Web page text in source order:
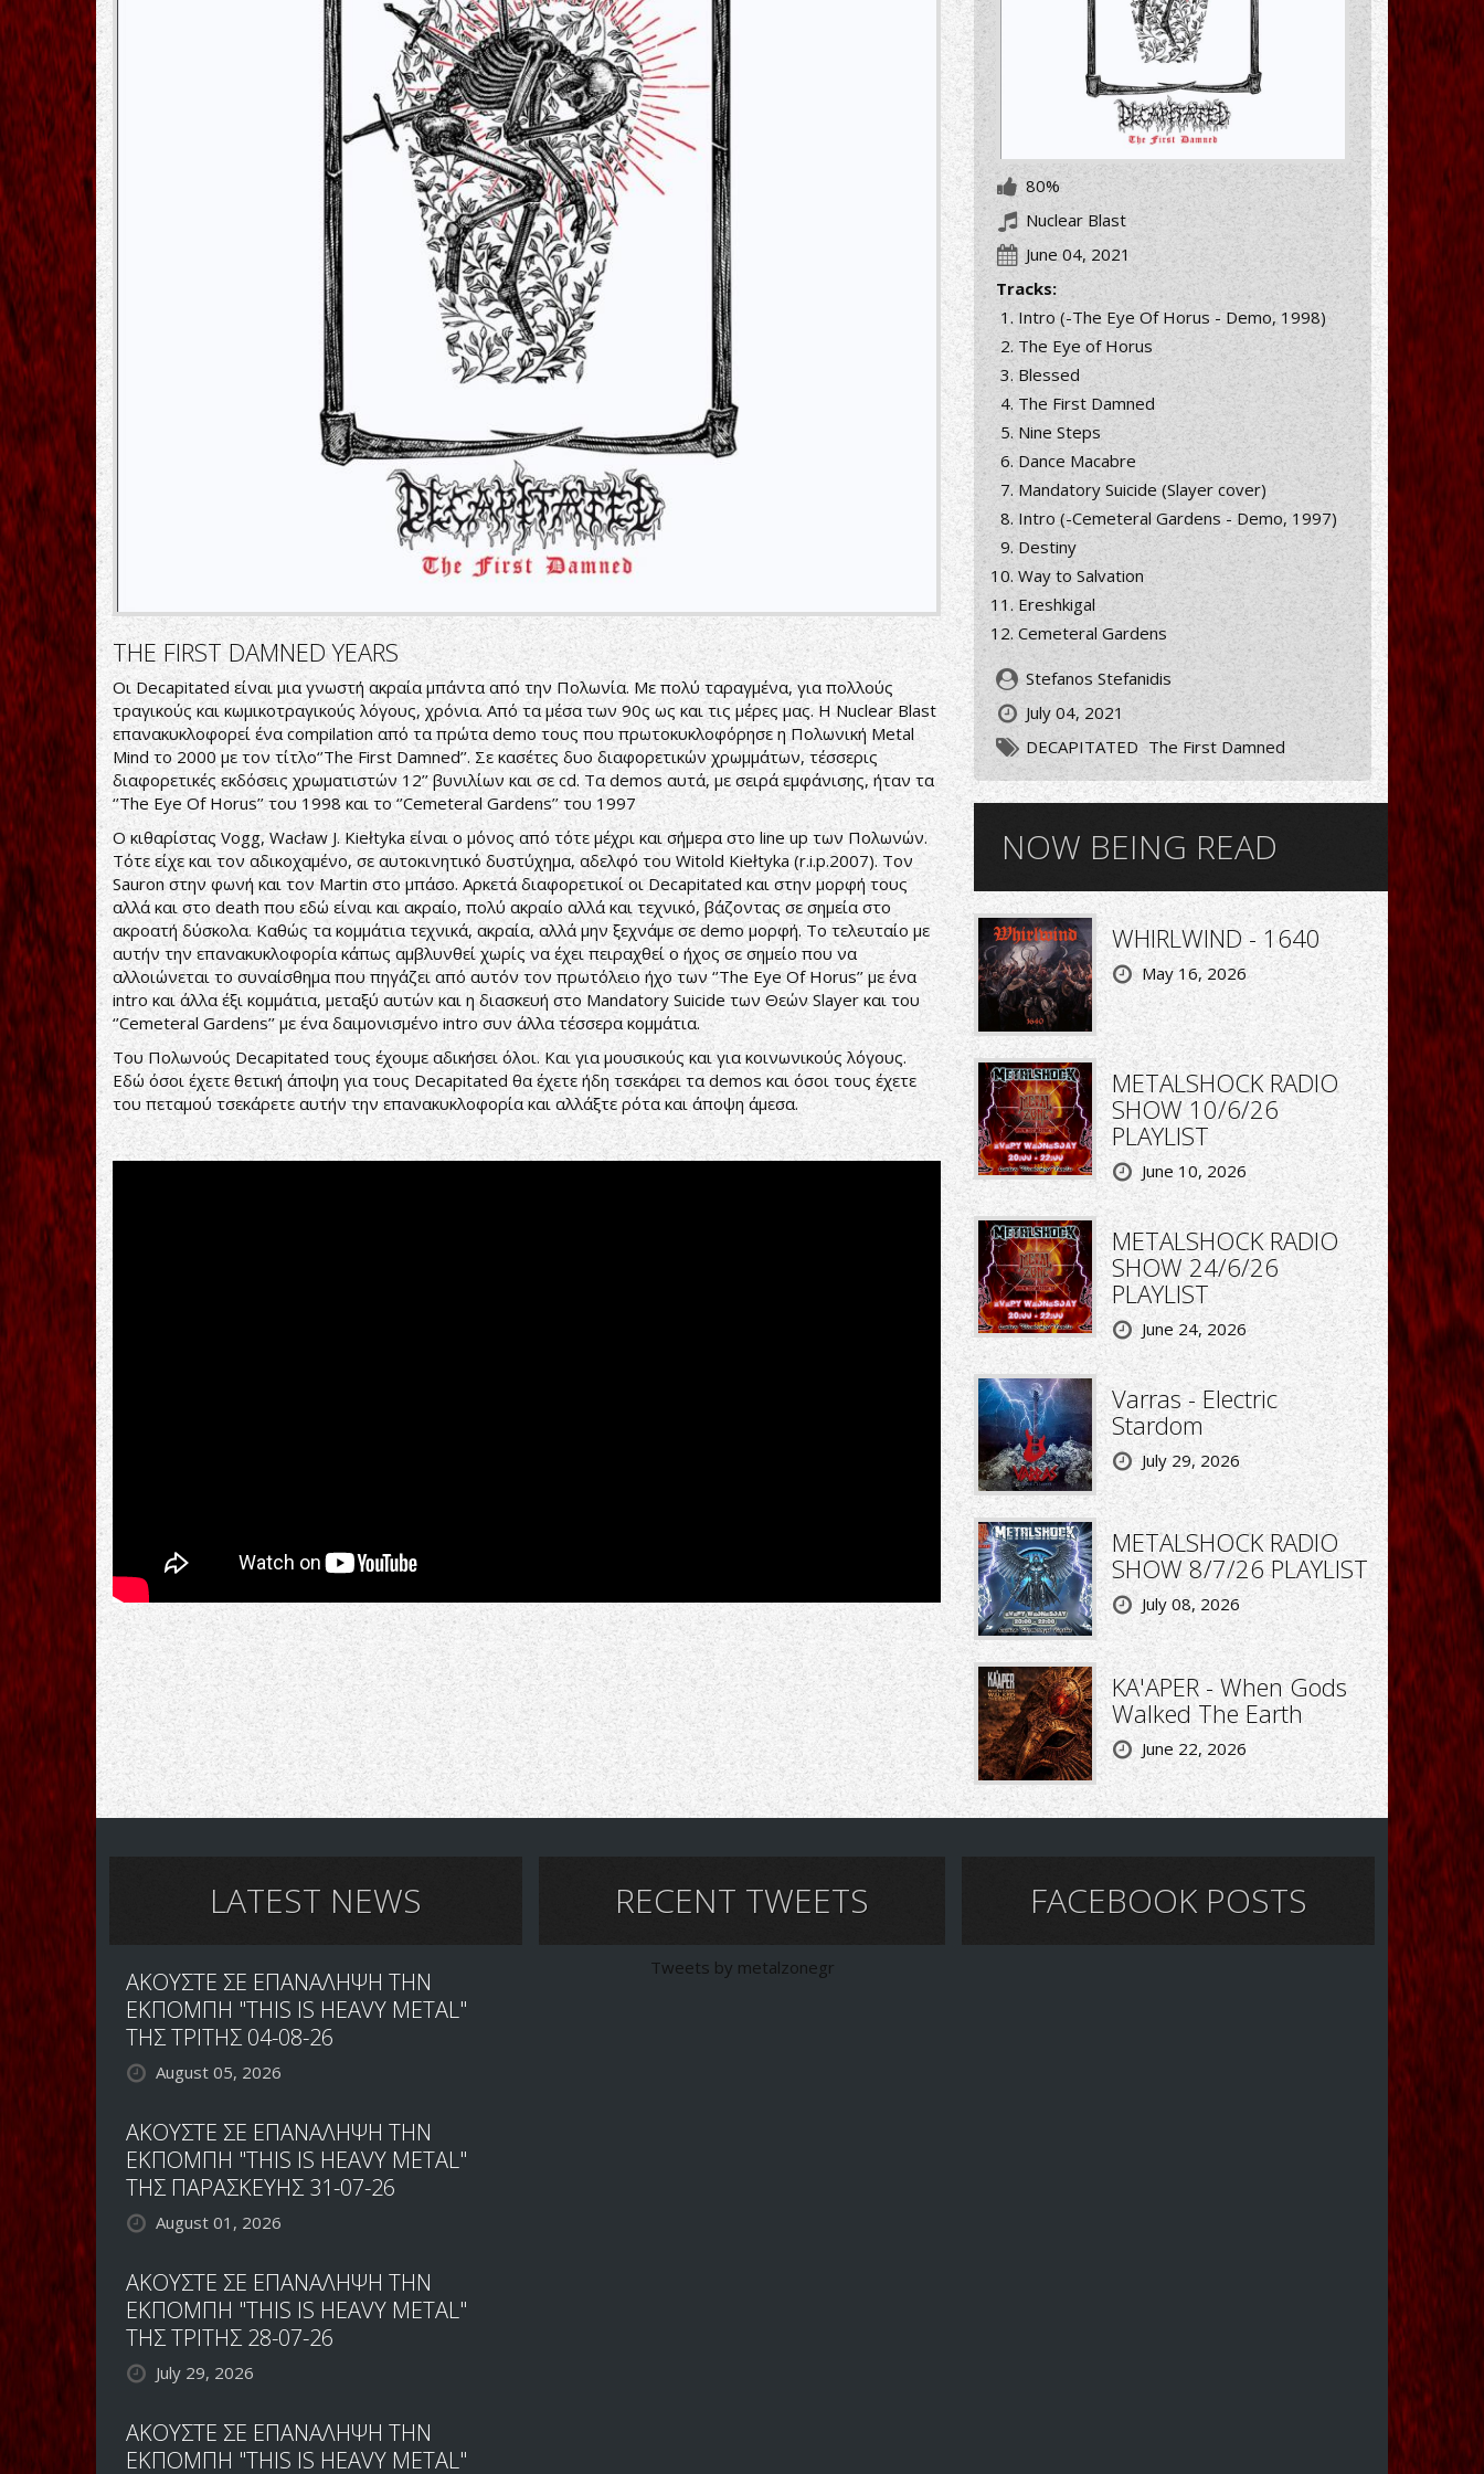
THE FIRST DAMNED YEARS
Οι Decapitated είναι μια γνωστή ακραία μπάντα από την Πολωνία. Με πολύ ταραγμένα, για πολλούς
τραγικούς και κωμικοτραγικούς λόγους, χρόνια. Από τα μέσα των 90ς ως και τις μέρες μας. Η Nuclear Blast
επανακυκλοφορεί ένα compilation από τα πρώτα demo τους που πρωτοκυκλοφόρησε η Πολωνική Metal
Mind το 2000 με τον τίτλο‘’The First Damned’’. Σε κασέτες δυο διαφορετικών χρωμμάτων, τέσσερις
διαφορετικές εκδόσεις χρωματιστών 12’’ βυνιλίων και σε cd. Τα demos αυτά, με σειρά εμφάνισης, ήταν τα
‘’The Eye Of Horus’’ του 1998 και το ‘’Cemeteral Gardens’’ του 1997
Ο κιθαρίστας Vogg, Wacław J. Kiełtyka είναι ο μόνος από τότε μέχρι και σήμερα στο line up των Πολωνών.
Τότε είχε και τον αδικοχαμένο, σε αυτοκινητικό δυστύχημα, αδελφό του Witold Kiełtyka (r.i.p.2007). Τον
Sauron στην φωνή και τον Martin στο μπάσο. Αρκετά διαφορετικοί οι Decapitated και στην μορφή τους
αλλά και στο death που εδώ είναι και ακραίο, πολύ ακραίο αλλά και τεχνικό, βάζοντας σε σημεία στο
ακροατή δύσκολα. Καθώς τα κομμάτια τεχνικά, ακραία, αλλά μην ξεχνάμε σε demo μορφή. Το τελευταίο με
αυτήν την επανακυκλοφορία κάπως αμβλυνθεί χωρίς να έχει πειραχθεί ο ήχος σε σημείο που να
αλλοιώνεται το συναίσθημα που πηγάζει από αυτόν τον πρωτόλειο ήχο των ‘’The Eye Of Horus’’ με ένα
intro και άλλα έξι κομμάτια, μεταξύ αυτών και η διασκευή στο Mandatory Suicide των Θεών Slayer και του
‘’Cemeteral Gardens’’ με ένα δαιμονισμένο intro συν άλλα τέσσερα κομμάτια.
Του Πολωνούς Decapitated τους έχουμε αδικήσει όλοι. Και για μουσικούς και για κοινωνικούς λόγους.
Εδώ όσοι έχετε θετική άποψη για τους Decapitated θα έχετε ήδη τσεκάρει τα demos και όσοι τους έχετε
του πεταμού τσεκάρετε αυτήν την επανακυκλοφορία και αλλάξτε ρότα και άποψη άμεσα.
80%
Nuclear Blast
June 04, 2021
Tracks:
Intro (-The Eye Of Horus - Demo, 1998)
The Eye of Horus
Blessed
The First Damned
Nine Steps
Dance Macabre
Mandatory Suicide (Slayer cover)
Intro (-Cemeteral Gardens - Demo, 1997)
Destiny
Way to Salvation
Ereshkigal
Cemeteral Gardens
Stefanos Stefanidis
July 04, 2021
DECAPITATED The First Damned
NOW BEING READ
WHIRLWIND - 1640
May 16, 2026
METALSHOCK RADIO
SHOW 10/6/26
PLAYLIST
June 10, 2026
METALSHOCK RADIO
SHOW 24/6/26
PLAYLIST
June 24, 2026
Varras - Electric
Stardom
July 29, 2026
METALSHOCK RADIO
SHOW 8/7/26 PLAYLIST
July 08, 2026
KA'APER - When Gods
Walked The Earth
June 22, 2026
LATEST NEWS
ΑΚΟΥΣΤΕ ΣΕ ΕΠΑΝΑΛΗΨΗ ΤΗΝ
ΕΚΠΟΜΠΗ "THIS IS HEAVY METAL"
ΤΗΣ ΤΡΙΤΗΣ 04-08-26
August 05, 2026
ΑΚΟΥΣΤΕ ΣΕ ΕΠΑΝΑΛΗΨΗ ΤΗΝ
ΕΚΠΟΜΠΗ "THIS IS HEAVY METAL"
ΤΗΣ ΠΑΡΑΣΚΕΥΗΣ 31-07-26
August 01, 2026
ΑΚΟΥΣΤΕ ΣΕ ΕΠΑΝΑΛΗΨΗ ΤΗΝ
ΕΚΠΟΜΠΗ "THIS IS HEAVY METAL"
ΤΗΣ ΤΡΙΤΗΣ 28-07-26
July 29, 2026
ΑΚΟΥΣΤΕ ΣΕ ΕΠΑΝΑΛΗΨΗ ΤΗΝ
ΕΚΠΟΜΠΗ "THIS IS HEAVY METAL"
RECENT TWEETS
Tweets by metalzonegr
FACEBOOK POSTS